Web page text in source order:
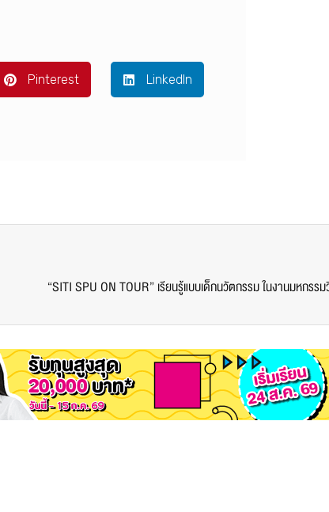
Pinterest LinkedIn